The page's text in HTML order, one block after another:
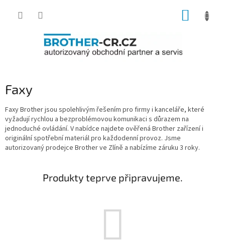
Faxy
Faxy Brother jsou spolehlivým řešením pro firmy i kanceláře, které
vyžadují rychlou a bezproblémovou komunikaci s důrazem na
jednoduché ovládání. V nabídce najdete ověřená Brother zařízení i
originální spotřební materiál pro každodenní provoz. Jsme
autorizovaný prodejce Brother ve Zlíně a nabízíme záruku 3 roky.
Produkty teprve připravujeme.